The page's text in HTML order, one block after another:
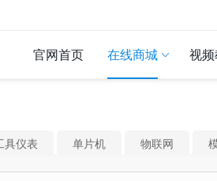
官网首页 在线商城 视
具仪表 单片机 物联网